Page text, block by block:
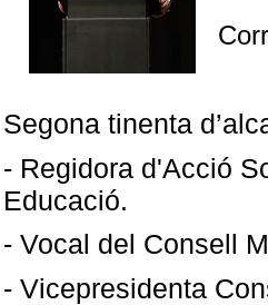
Segona tinenta
- Regidora d'Acció
Educació.
- Vocal del Consell
- Vicepresidenta